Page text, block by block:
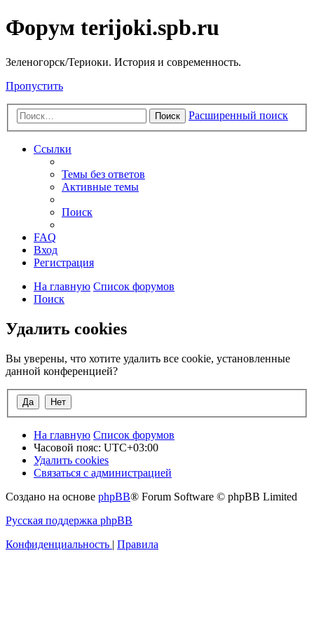
Форум terijoki.spb.ru
Зеленогорск/Териоки. История и современность.
Пропустить
Поиск Расширенный поиск
Ссылки
Темы без ответов
Активные темы
Поиск
FAQ
Вход
Регистрация
На главную Список форумов
Поиск
Удалить cookies
Вы уверены, что хотите удалить все cookie, установленные
данной конференцией?
На главную Список форумов
Часовой пояс: UTC+03:00
Удалить cookies
Связаться с администрацией
Создано на основе phpBB® Forum Software © phpBB Limited
Русская поддержка phpBB
Конфиденциальность | Правила